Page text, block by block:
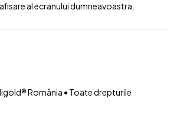
al ecranului dumneavoastra.
România • Toate drepturile